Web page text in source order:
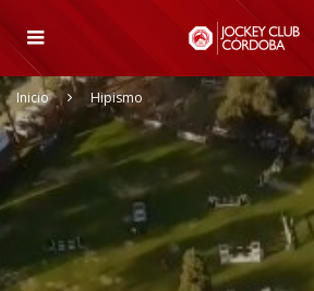
Inicio Hipismo